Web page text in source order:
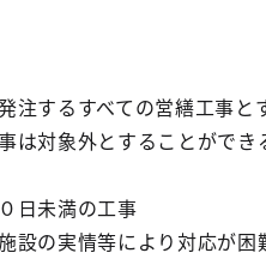
るすべての営繕工事とす
象外とすることができ
未満の工事
実情等により対応が困